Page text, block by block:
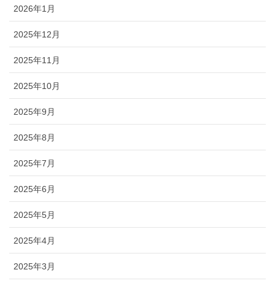
2026年1月
2025年12月
2025年11月
2025年10月
2025年9月
2025年8月
2025年7月
2025年6月
2025年5月
2025年4月
2025年3月